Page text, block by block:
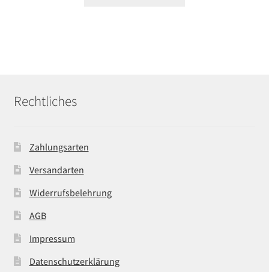
Rechtliches
Zahlungsarten
Versandarten
Widerrufsbelehrung
AGB
Impressum
Datenschutzerklärung